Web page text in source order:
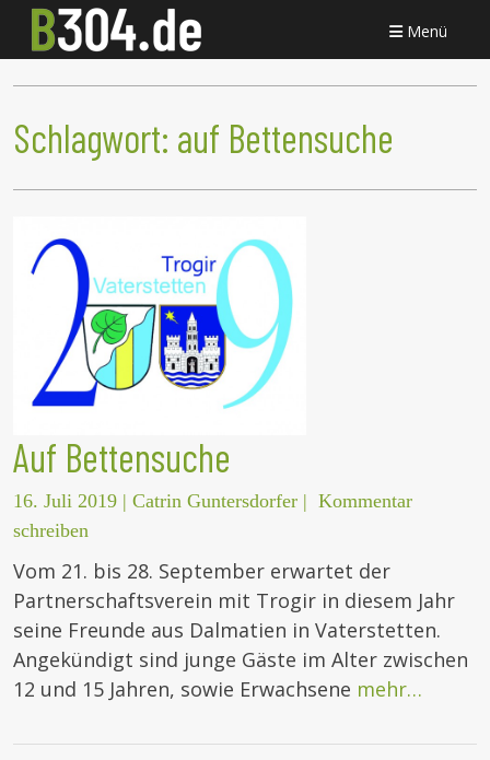
Menü
Schlagwort: auf Bettensuche
Auf Bettensuche
16. Juli 2019 | Catrin Guntersdorfer | Kommentar
schreiben
Vom 21. bis 28. September erwartet der
Partnerschaftsverein mit Trogir in diesem Jahr
seine Freunde aus Dalmatien in Vaterstetten.
Angekündigt sind junge Gäste im Alter zwischen
12 und 15 Jahren, sowie Erwachsene mehr…